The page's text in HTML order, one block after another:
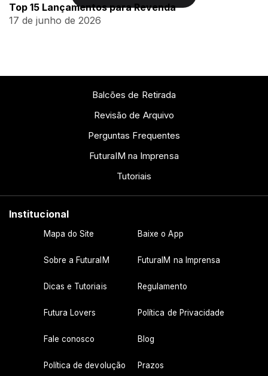
Top 15 Lançamentos para Revenda
17 de junho de 2026
Balcões de Retirada
Revisão de Arquivo
Perguntas Frequentes
FuturaIM na Imprensa
Tutoriais
Institucional
Mapa do Site Baixe o App
Sobre a FuturaIM FuturaIM na Imprensa
Dicas e Tutoriais Regulamento
Futura Lovers Política de Privacidade
Fale conosco Blog
Política de devolução Prazos